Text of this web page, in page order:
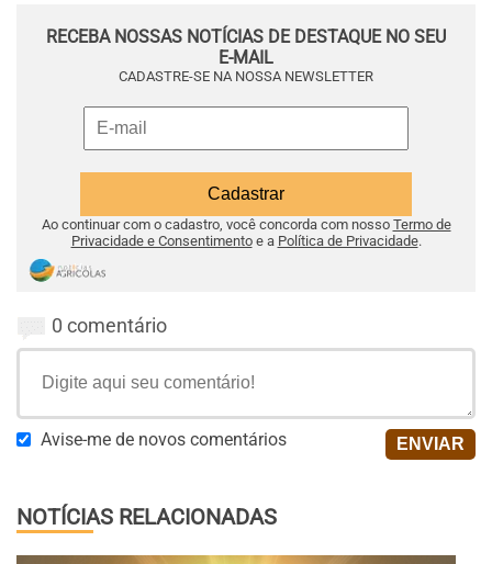
RECEBA NOSSAS NOTÍCIAS DE DESTAQUE NO SEU
E-MAIL
CADASTRE-SE NA NOSSA NEWSLETTER
Ao continuar com o cadastro, você concorda com nosso Termo de
Privacidade e Consentimentoe a Política de Privacidade.
0 comentário
Avise-me de novos comentários
NOTÍCIAS RELACIONADAS